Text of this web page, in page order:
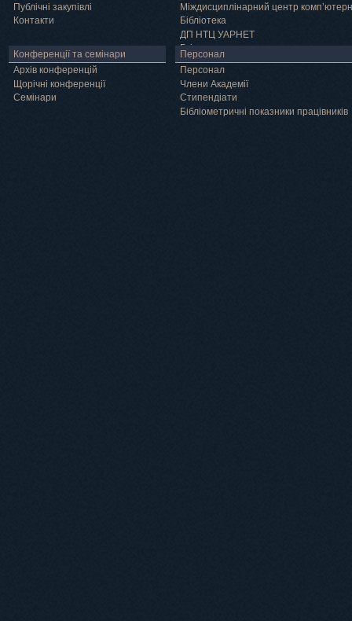
Публічні закупівлі
Контакти
Міждисциплінарний центр
Бібліотека
ДП НТЦ УАРНЕТ
Грід
Конференції та семінари
Архів конференцій
Щорічні конференції
Семінари
Персонал
Персонал
Члени Академії
Cтипендіати
Бібліометричні показники працівників